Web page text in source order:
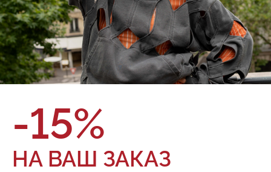
поясом. Выполнены из мягкого хлопкового денима. •
Широкий крой • Пояс на резинке • Классическая
конструкция с 5 карманами • Петли для ремня •
Металлическая фурнитура
Бренд: Red September
Состав:100% хлопок
ТОВАРА НЕТ В НАЛИЧИИ
-15%
НА ВАШ ЗАКАЗ